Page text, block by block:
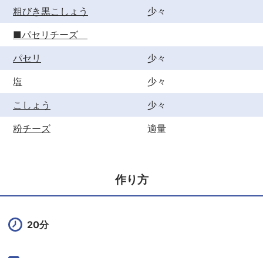
粗びき黒こしょう
少々
■パセリチーズ
パセリ
少々
塩
少々
こしょう
少々
粉チーズ
適量
作り方
20分